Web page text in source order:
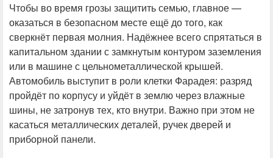
Чтобы во время грозы защитить семью, главное —
оказаться в безопасном месте ещё до того, как
сверкнёт первая молния. Надёжнее всего спрятаться в
капитальном здании с замкнутым контуром заземления
или в машине с цельнометаллической крышей.
Автомобиль выступит в роли клетки Фарадея: разряд
пройдёт по корпусу и уйдёт в землю через влажные
шины, не затронув тех, кто внутри. Важно при этом не
касаться металлических деталей, ручек дверей и
приборной панели.